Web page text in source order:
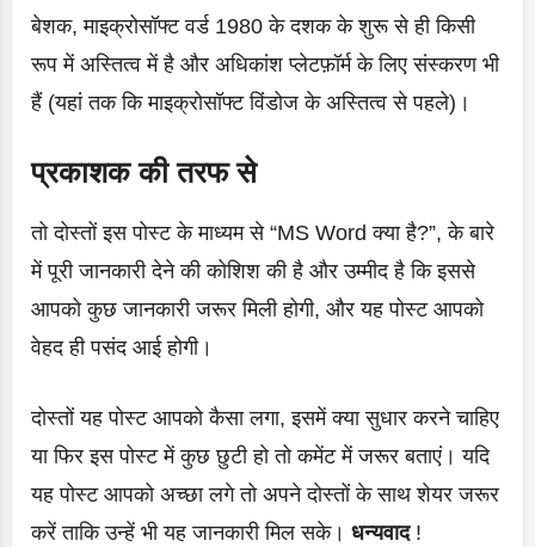
बेशक, माइक्रोसॉफ्ट वर्ड 1980 के दशक के शुरू से ही किसी
रूप में अस्तित्व में है और अधिकांश प्लेटफ़ॉर्म के लिए संस्करण भी
हैं (यहां तक कि माइक्रोसॉफ्ट विंडोज के अस्तित्व से पहले)।
प्रकाशक की तरफ से
तो दोस्तों इस पोस्ट के माध्यम से “MS Word क्या है?”, के बारे
में पूरी जानकारी देने की कोशिश की है और उम्मीद है कि इससे
आपको कुछ जानकारी जरूर मिली होगी, और यह पोस्ट आपको
वेहद ही पसंद आई होगी।
दोस्तों यह पोस्ट आपको कैसा लगा, इसमें क्या सुधार करने चाहिए
या फिर इस पोस्ट में कुछ छुटी हो तो कमेंट में जरूर बताएं। यदि
यह पोस्ट आपको अच्छा लगे तो अपने दोस्तों के साथ शेयर जरूर
करें ताकि उन्हें भी यह जानकारी मिल सके। धन्यवाद !